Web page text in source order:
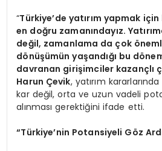
“Türkiye’de yatırım yapmak için
en doğru zamanındayız.
değil, zamanlama da çok
dönüşümün yaşandığı bu
davranan girişimciler kazançlı
Harun Çevik, yatırım
kar değil, orta ve uzun vadeli
alınması gerektiğini ifade etti.
“Türkiye’nin Potansiyeli Göz